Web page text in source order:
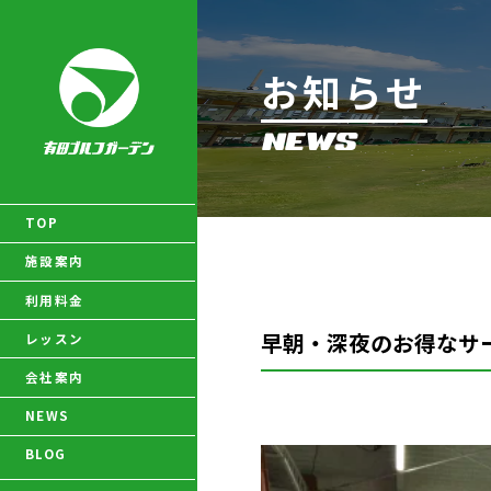
TOP
施設案内
テニス
利用料金
レッスン
会社案内
NEWS
BLOG
お知らせ
NEWS
早朝・深夜のお得なサ